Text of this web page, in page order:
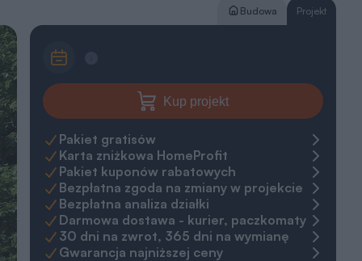
Budowa Projekt
Kup projekt
Pakiet gratisów
Karta zniżkowa HomeProfit
Pakiet kuponów rabatowych
Bezpłatna zgoda na zmiany w projekcie
Bezpłatna analiza działki
Darmowa dostawa - kurier, paczkomaty
30 dni na zwrot, 365 dni na wymianę
Gwarancja najniższej ceny